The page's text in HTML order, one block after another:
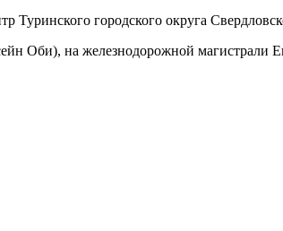
городского округа
Оби), на железнодорожной магистрали